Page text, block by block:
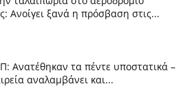
Ανοίγει ξανά η πρόσβαση στις...
Ανατέθηκαν τα πέντε υποστατικά –
αναλαμβάνει και...